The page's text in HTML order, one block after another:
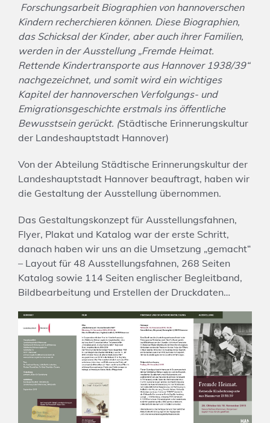
Forschungsarbeit Biographien von hannoverschen
Kindern recherchieren können. Diese Biographien,
das Schicksal der Kinder, aber auch ihrer Familien,
werden in der Ausstellung „Fremde Heimat.
Rettende Kindertransporte aus Hannover 1938/39“
nachgezeichnet, und somit wird ein wichtiges
Kapitel der hannoverschen Verfolgungs- und
Emigrationsgeschichte erstmals ins öffentliche
Bewusstsein gerückt. (Städtische Erinnerungskultur
der Landeshauptstadt Hannover)
Von der Abteilung Städtische Erinnerungskultur der
Landeshauptstadt Hannover beauftragt, haben wir
die Gestaltung der Ausstellung übernommen.
Das Gestaltungskonzept für Ausstellungsfahnen,
Flyer, Plakat und Katalog war der erste Schritt,
danach haben wir uns an die Umsetzung „gemacht“
– Layout für 48 Ausstellungsfahnen, 268 Seiten
Katalog sowie 114 Seiten englischer Begleitband,
Bildbearbeitung und Erstellen der Druckdaten…